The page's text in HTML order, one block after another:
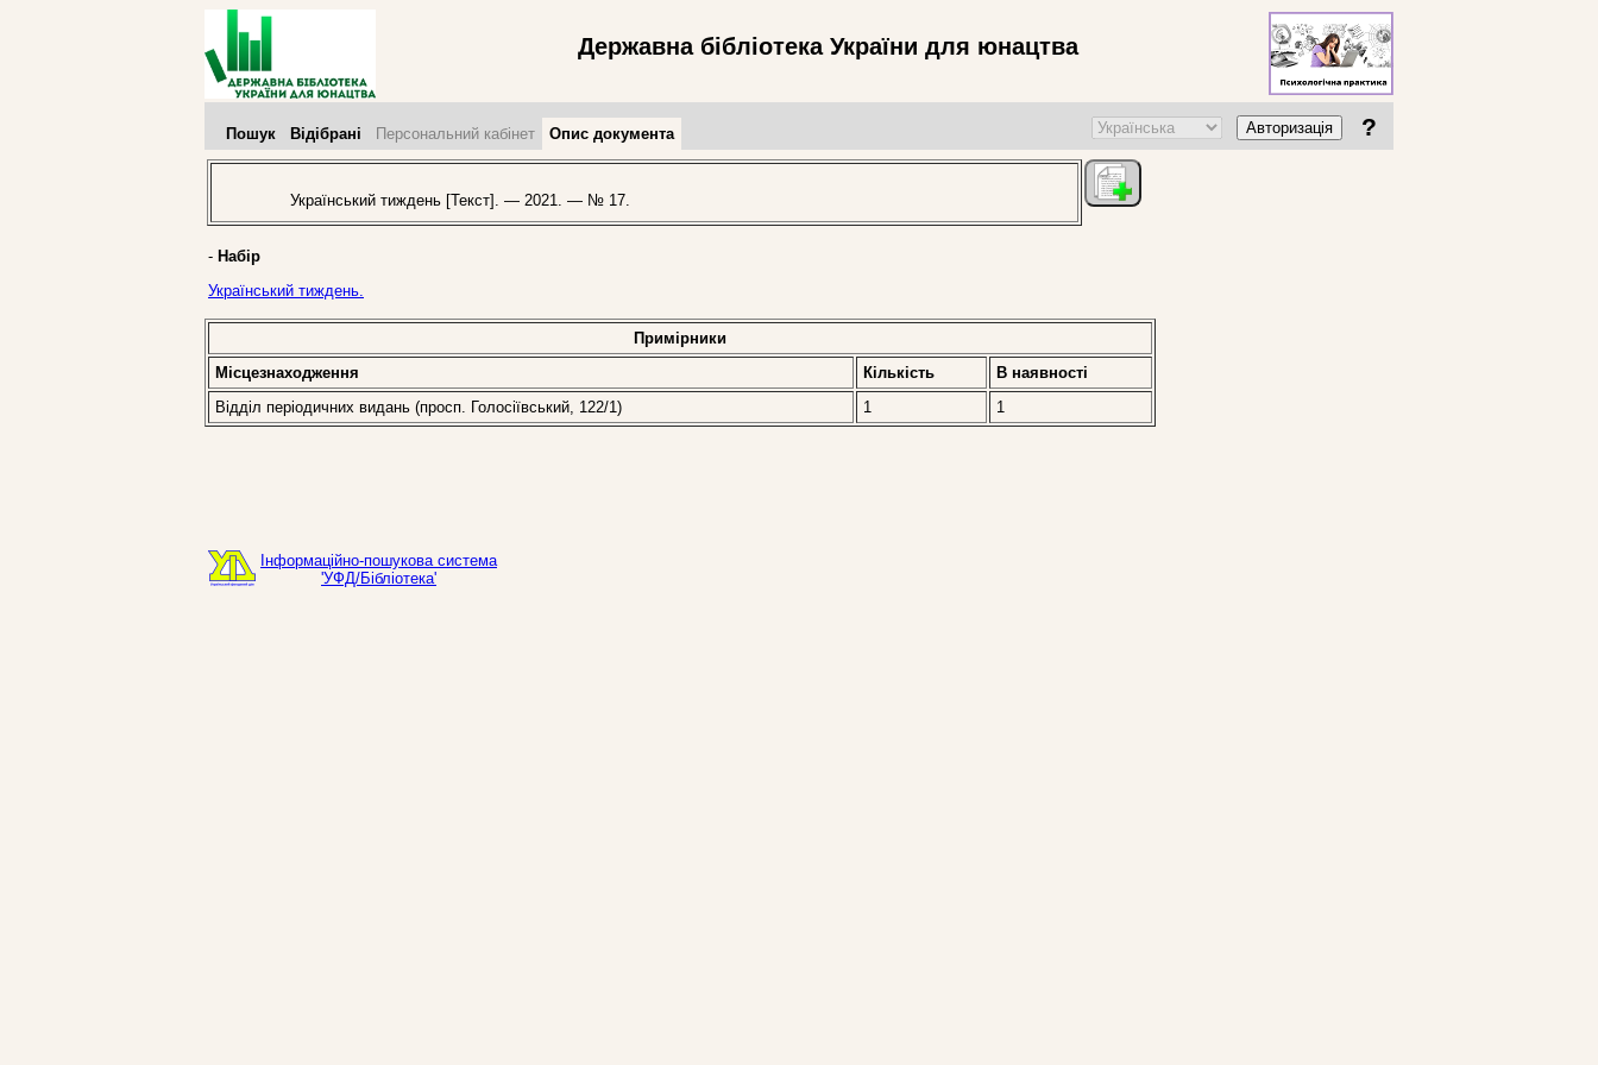
Державна бібліотека України для юнацтва
Пошук Відібрані Персональний кабінет Опис документа Авторизація ?
Український тиждень [Текст]. — 2021. — № 17.
- Набір
Український тиждень.
Примірники
Місцезнаходження
Кількість
В наявностi
Відділ періодичних видань (просп. Голосіївський, 122/1)
1 1
Інформаційно-пошукова система
'УФД/Бібліотека'